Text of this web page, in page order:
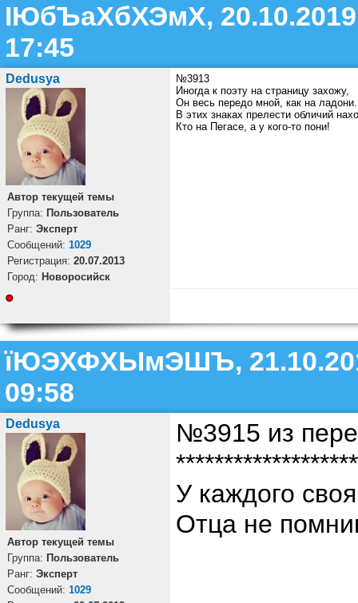
ІЮбЪаХбХЭмХ,
17:45
Dedusya
Автор текущей темы
Группа: Пользователь
Ранг: Эксперт
Cообщений: 1029
Регистрация: 20.07.2013
Город: Новоросийск
№3913
Иногда к поэту на страницу захожу,
Он весь передо мной, как на ладони.
В этих знаках прелести обличий
Кто на Пегасе, а у кого-то пони!
їЮЭХФХЫмЭШЪ,
09:58
Dedusya
Автор текущей темы
Группа: Пользователь
Ранг: Эксперт
Cообщений: 1029
№3915 из
У каждого
Отца не